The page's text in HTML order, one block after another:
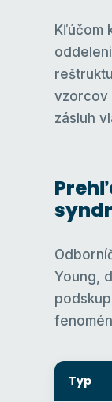
Kľúčom
vzorcov
zásluh
Young,
Typ